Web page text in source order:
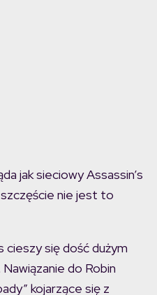
jak sieciowy Assassin’s
nie jest to
się dość dużym
do Robin
kojarzące się z